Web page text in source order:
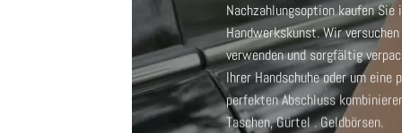
Nachzahlungsoption kaufen
Handwerkskunst. Wir
verwenden und sorgfältig
Ihrer Handschuhe oder um
perfekten Abschluss
Taschen,Gürtel.Geldbörsen.